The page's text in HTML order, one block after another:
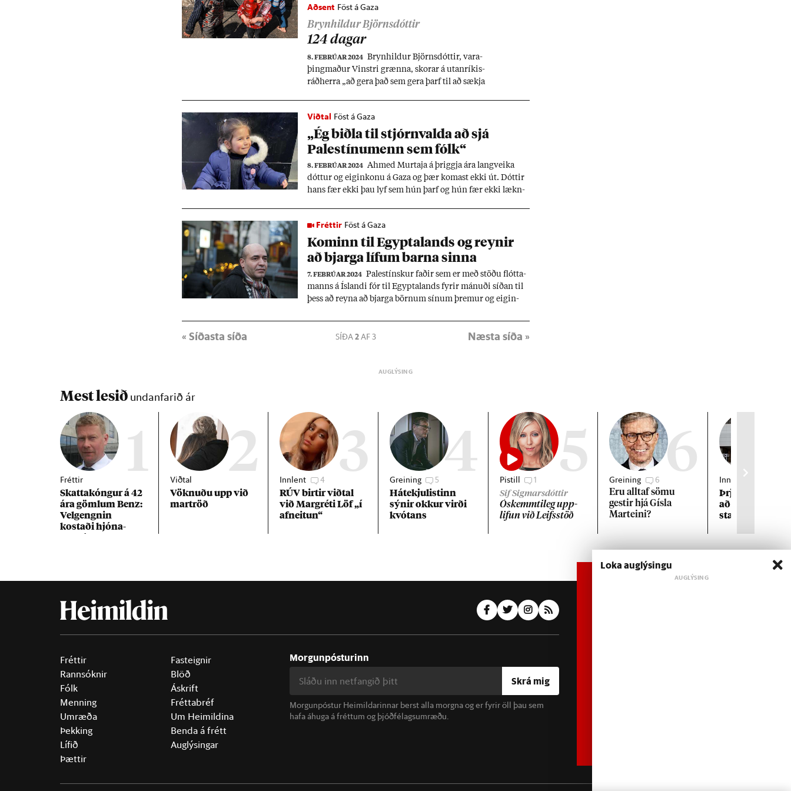
Aðsent Föst á Gaza
Brynhildur Björnsdóttir
124 dag­ar
8. FEBRÚAR 2024
Bryn­hild­ur Björns­dótt­ir, vara­
þing­mað­ur Vinstri grænna, skor­ar á ut­an­rík­is­
ráð­herra „að gera það sem gera þarf til að sækja
Viðtal Föst á Gaza
„Ég biðla til stjórn­valda að sjá
Palestínu­menn sem fólk“
8. FEBRÚAR 2024
Ah­med Murtaja á þriggja ára lang­veika
dótt­ur og eig­in­konu á Gaza og þær kom­ast ekki út. Dótt­ir
hans fær ekki þau lyf sem hún þarf og hún fær ekki lækn­
skammti að það stefn­ir lífi þeirra í hættu. Dótt­ir hans heit­
ir Sham og upp­á­halds lit­ur­inn henn­ar er blár en Ah­med
hef­ur ekki séð hana frá því að hún var hálfs árs.
Fréttir Föst á Gaza
Kom­inn til Egypta­lands og reyn­ir
að bjarga líf­um barna sinna
7. FEBRÚAR 2024
Palestínsk­ur fað­ir sem er með stöðu flótta­
manns á Ís­landi fór til Egypta­lands fyr­ir mán­uði síð­an til
þess að reyna að bjarga börn­um sín­um þrem­ur og eig­in­
bið­ur ís­lensk stjórn­völd um hjálp.
« Síðasta síða SÍÐA2AF 3 Næsta síða »
Mest lesið undanfarið ár
1
Fréttir
Skattakóng­ur á 42
ára göml­um Benz:
Vel­gengn­in
kostaði hjóna­
band­ið
2
Viðtal
Vökn­uðu upp við
mar­tröð
3
Innlent 4
RÚV birt­ir við­tal
við Mar­gréti Löf „í
af­neit­un“
4
Greining 5
Há­tekju­list­inn
sýn­ir okk­ur virði
kvót­ans
5
Pistill 1
Sif Sigmarsdóttir
Óskemmti­leg upp­
lif­un við Leifs­stöð
6
Greining 6
Eru alltaf sömu
gest­ir hjá Gísla
Marteini?
Innlent
Þrjár kon­ur
að und­an
starfs­manns
Fréttir
Rannsóknir
Fólk
Menning
Umræða
Þekking
Lífið
Þættir
Fasteignir
Blöð
Áskrift
Fréttabréf
Um Heimildina
Benda á frétt
Auglýsingar
Morgunpósturinn
Skrá mig
Morgunpóstur Heimildarinnar berst alla morgna og er fyrir öll þau sem
hafa áhuga á fréttum og þjóðfélagsumræðu.
Loka auglýsingu